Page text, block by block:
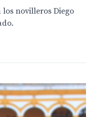
novilleros Diego